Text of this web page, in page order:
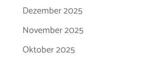
Dezember 2025
November 2025
Oktober 2025